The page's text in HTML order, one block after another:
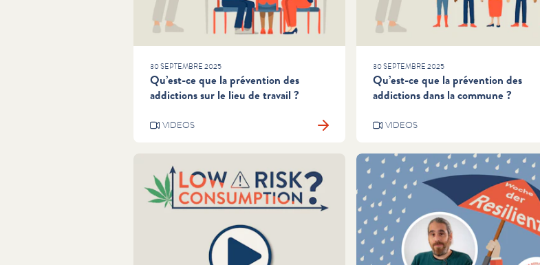
30 SEPTEMBRE 2025
Qu’est-ce que la prévention des
addictions sur le lieu de travail ?
VIDEOS
30 SEPTEMBRE 2025
Qu’est-ce que la prévention des
addictions dans la commune ?
VIDEOS